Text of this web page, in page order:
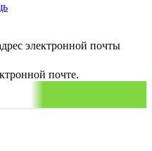
электронной почты
почте.